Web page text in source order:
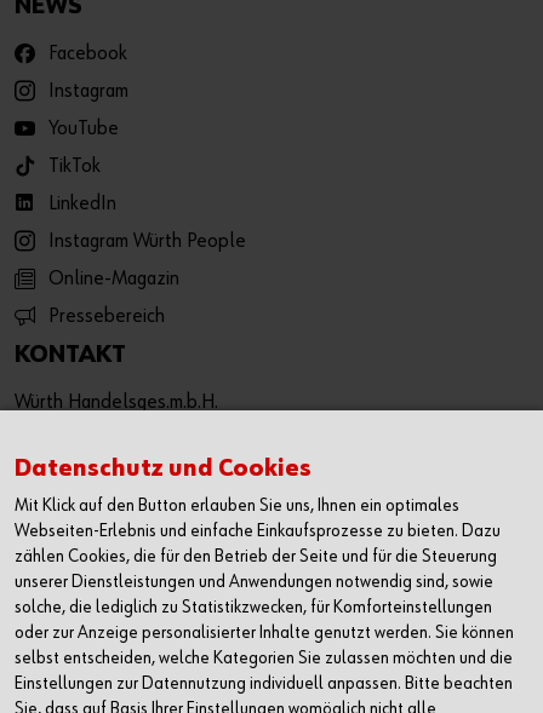
NEWS
Facebook
Instagram
YouTube
TikTok
LinkedIn
Instagram Würth People
Online-Magazin
Pressebereich
KONTAKT
Würth Handelsges.m.b.H.
3071 Böheimkirchen
T: +43 50 8242 0
F: +43 50 8242 53333
info@wuerth.at
oder wenden Sie sich an einen Würth Shop in Ihrer Nähe:
Würth Shop finden
Datenschutz und Cookies
Mit Klick auf den Button erlauben Sie uns, Ihnen ein optimales
Webseiten-Erlebnis und einfache Einkaufsprozesse zu bieten. Dazu
zählen Cookies, die für den Betrieb der Seite und für die Steuerung
unserer Dienstleistungen und Anwendungen notwendig sind, sowie
solche, die lediglich zu Statistikzwecken, für Komforteinstellungen
oder zur Anzeige personalisierter Inhalte genutzt werden. Sie können
selbst entscheiden, welche Kategorien Sie zulassen möchten und die
Einstellungen zur Datennutzung individuell anpassen. Bitte beachten
Sie, dass auf Basis Ihrer Einstellungen womöglich nicht alle